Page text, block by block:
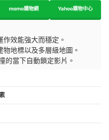
momo購物網 Yahoo購物中心
效能強大而穩定。
地標以及多層級地圖。
的當下自動鎖定影片。